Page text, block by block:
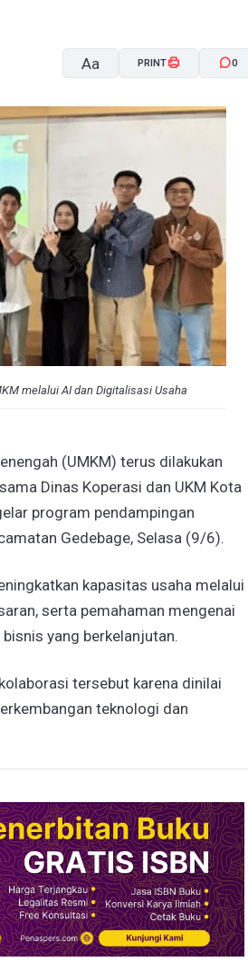
Aa
A-
PRINT 0
melalui AI dan Digitalisasi Usaha
(UMKM) terus dilakukan
Dinas Koperasi dan UKM Kota
program pendampingan
Gedebage, Selasa (9/6).
kapasitas usaha melalui
serta pemahaman mengenai
yang berkelanjutan.
tersebut karena dinilai
teknologi dan